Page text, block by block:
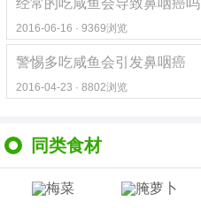
经常的吃咸鱼会导致鼻咽癌吗
2016-06-16 · 9369浏览
警惕多吃咸鱼会引发鼻咽癌
2016-04-23 · 8802浏览
同类食材